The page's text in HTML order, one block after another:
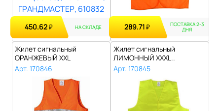
450.62₽ НА СКЛАДЕ 289.71₽ ПОСТАВКА 2-3
ДНЯ
Жилет сигнальный
ОРАНЖЕВЫЙ XXL
Арт. 170846
Жилет сигнальный
ЛИМОННЫЙ ХХХL..
Арт. 170845